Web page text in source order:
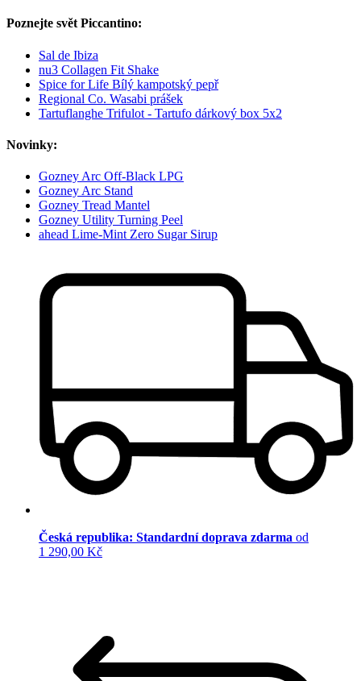
Poznejte svět Piccantino:
Sal de Ibiza
nu3 Collagen Fit Shake
Spice for Life Bílý kampotský pepř
Regional Co. Wasabi prášek
Tartuflanghe Trifulot - Tartufo dárkový box 5x2
Novinky:
Gozney Arc Off-Black LPG
Gozney Arc Stand
Gozney Tread Mantel
Gozney Utility Turning Peel
ahead Lime-Mint Zero Sugar Sirup
Česká republika: Standardní doprava zdarma od
1 290,00 Kč